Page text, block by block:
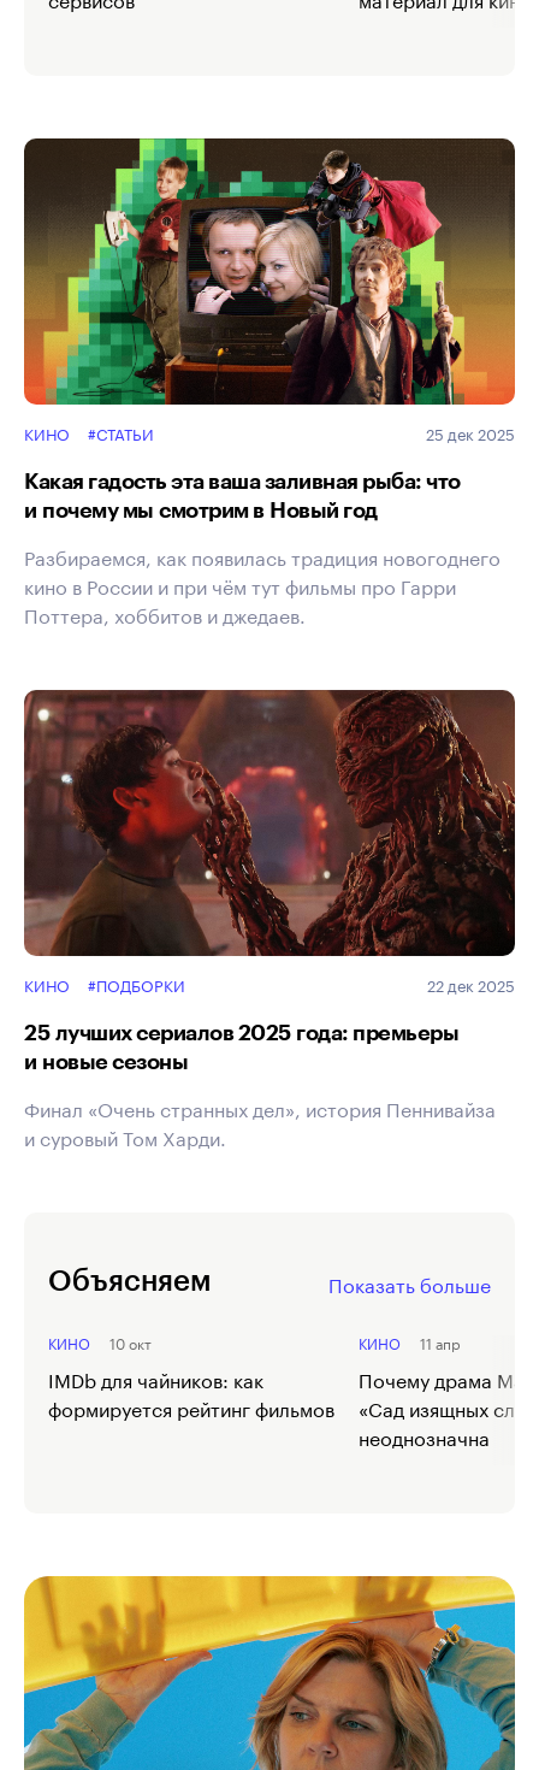
КИНО #СТАТЬИ 25 дек 2025
Какая гадость эта ваша заливная рыба: что
и почему мы смотрим в Новый год
Разбираемся, как появилась традиция новогоднего
кино в России и при чём тут фильмы про Гарри
Поттера, хоббитов и джедаев.
КИНО #ПОДБОРКИ 22 дек 2025
25 лучших сериалов 2025 года: премьеры
и новые сезоны
Финал «Очень странных дел», история Пеннивайза
и суровый Том Харди.
Объясняем Показать больше
10 окт
КИНО
IMDb для чайников: как
формируется рейтинг фильмов
11 апр
КИНО
Почему драма
«Сад изящных
неоднозначна